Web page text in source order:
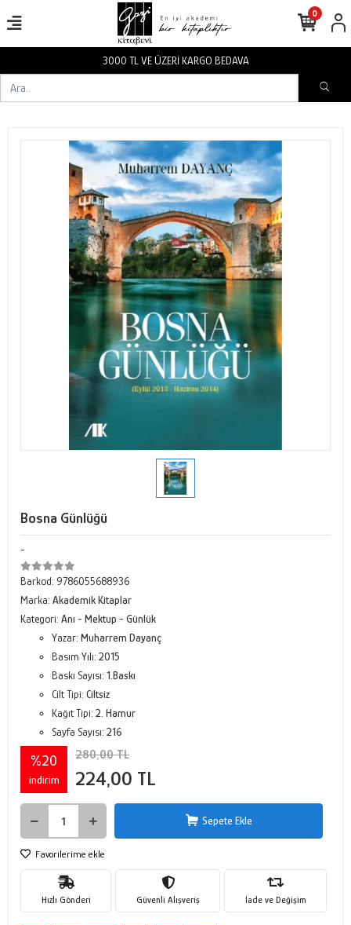
3000 TL VE ÜZERİ KARGO BEDAVA
0
Bosna Günlüğü
-
Barkod: 9786055688936
Marka: Akademik Kitaplar
Kategori: Anı - Mektup - Günlük
Yazar: Muharrem Dayanç
Basım Yılı: 2015
Baskı Sayısı: 1.Baskı
Cilt Tipi: Ciltsiz
Kağıt Tipi: 2. Hamur
Sayfa Sayısı: 216
%20
indirim
280,00 TL
224,00 TL
Sepete Ekle
Favorilerime ekle
Hızlı Gönderi Güvenli Alışveriş İade ve Değişim